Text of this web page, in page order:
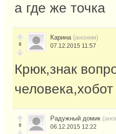
а где же точка
0
Карина (аноним)
07.12.2015 11:57
Крюк,знак
0
Радужный домик
06.12.2015 12:22